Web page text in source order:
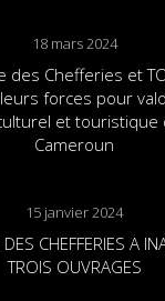
18 mars 2024
des Chefferies et
forces pour
et touristique
Cameroun
15 janvier 2024
CHEFFERIES A
TROIS OUVRAGES